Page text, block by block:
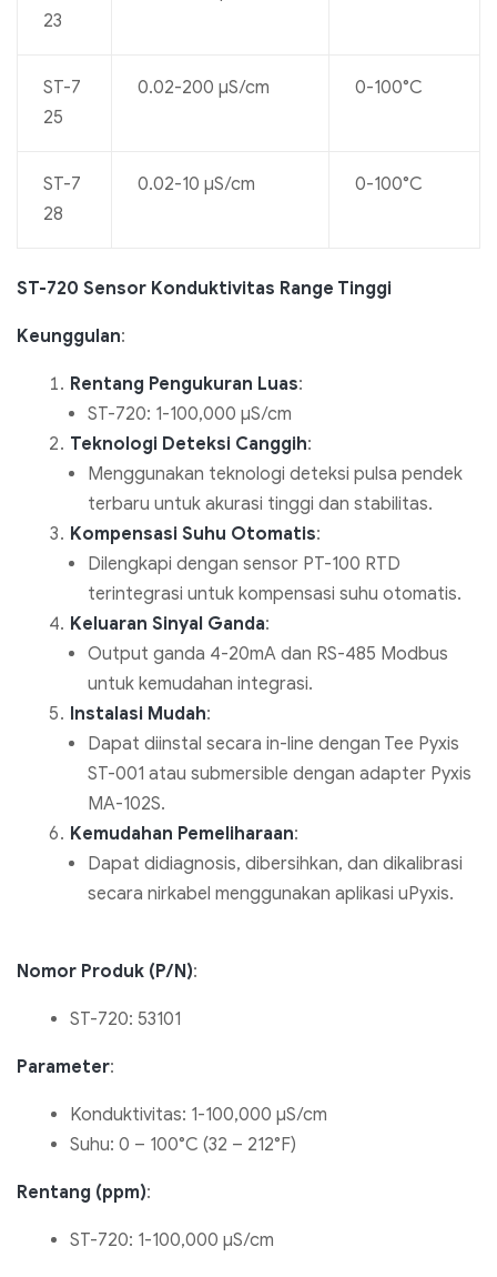
23
ST-7
25
0.02-200 µS/cm 0-100°C
ST-7
28
0.02-10 µS/cm 0-100°C
ST-720 Sensor Konduktivitas Range Tinggi
Keunggulan:
Rentang Pengukuran Luas:
ST-720: 1-100,000 µS/cm
Teknologi Deteksi Canggih:
Menggunakan teknologi deteksi pulsa pendek
terbaru untuk akurasi tinggi dan stabilitas.
Kompensasi Suhu Otomatis:
Dilengkapi dengan sensor PT-100 RTD
terintegrasi untuk kompensasi suhu otomatis.
Keluaran Sinyal Ganda:
Output ganda 4-20mA dan RS-485 Modbus
untuk kemudahan integrasi.
Instalasi Mudah:
Dapat diinstal secara in-line dengan Tee Pyxis
ST-001 atau submersible dengan adapter Pyxis
MA-102S.
Kemudahan Pemeliharaan:
Dapat didiagnosis, dibersihkan, dan dikalibrasi
secara nirkabel menggunakan aplikasi uPyxis.
Nomor Produk (P/N):
ST-720: 53101
Parameter:
Konduktivitas: 1-100,000 µS/cm
Suhu: 0 – 100°C (32 – 212°F)
Rentang (ppm):
ST-720: 1-100,000 µS/cm